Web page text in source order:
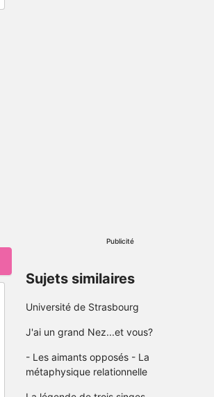
Publicité
Sujets similaires
Université de Strasbourg
J'ai un grand Nez...et vous?
- Les aimants opposés - La
métaphysique relationnelle